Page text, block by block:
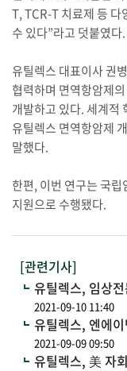
T, TCR-T 치료제 등 다
수 있다”라고 덧붙였다.
유틸렉스 대표이사 권
협력하며 면역항암제
개발하고 있다. 세계적
유틸렉스 면역항암제
말했다.
한편, 이번 연구는 국
지원으로 수행됐다.
[관련기사]
유틸렉스, 임상
2021-09-10 11:40
유틸렉스, 엔에
2021-09-09 09:50
유틸렉스, 美 자